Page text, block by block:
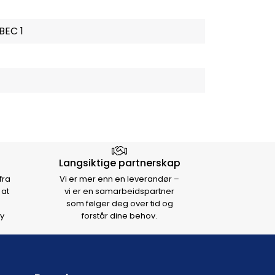
1
Langsiktige partnerskap
Vi er mer enn en leverandør –
vi er en samarbeidspartner
som følger deg over tid og
forstår dine behov.